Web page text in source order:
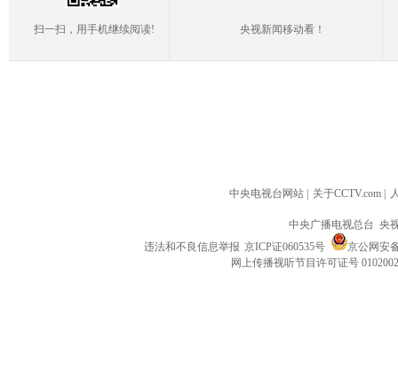
扫一扫，用手机继续阅读! 央视新闻移动看！
中央电视台网站 关于CCTV.com
中央广播电视总台 央
违法和不良信息举报 京ICP证060535号
京公网安
网上传播视听节目许可证号